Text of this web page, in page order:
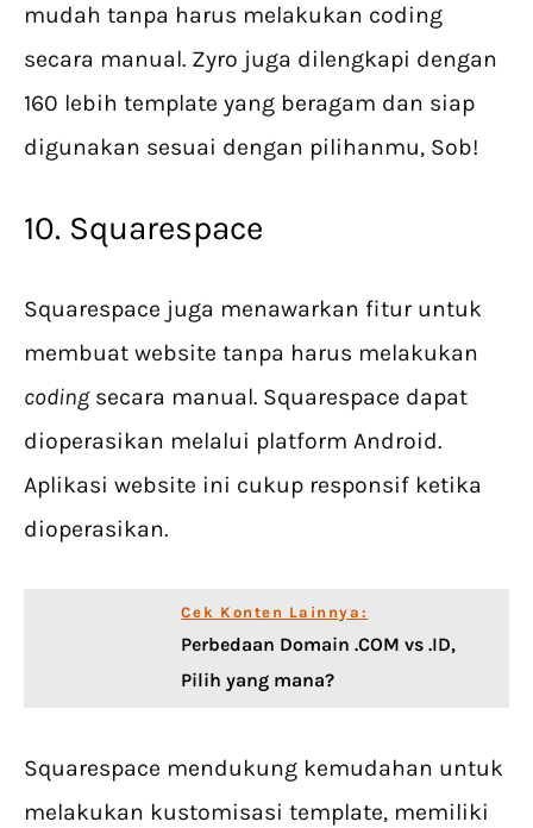
mudah tanpa harus melakukan coding
secara manual. Zyro juga dilengkapi dengan
160 lebih template yang beragam dan siap
digunakan sesuai dengan pilihanmu, Sob!
10. Squarespace
Squarespace juga menawarkan fitur untuk
membuat website tanpa harus melakukan
codingsecara manual. Squarespace dapat
dioperasikan melalui platform Android.
Aplikasi website ini cukup responsif ketika
dioperasikan.
Cek Konten Lainnya:
Perbedaan Domain .COM vs .ID,
Pilih yang mana?
Squarespace mendukung kemudahan untuk
melakukan kustomisasi template, memiliki